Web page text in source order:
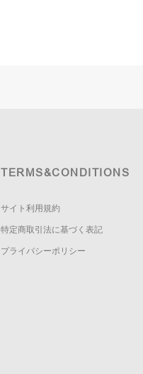
TERMS&CONDITIONS
サイト利用規約
特定商取引法に基づく表記
プライバシーポリシー